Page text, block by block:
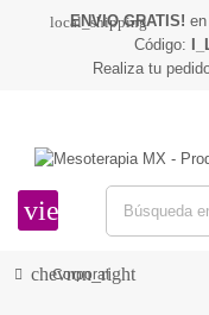
local_shipping
ENVIO GRATIS!
Código:
Realiza tu
view_headline
chevron_right
Corporal